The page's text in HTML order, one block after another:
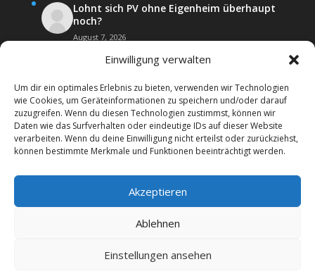
Einwilligung verwalten
Um dir ein optimales Erlebnis zu bieten, verwenden wir Technologien
wie Cookies, um Geräteinformationen zu speichern und/oder darauf
zuzugreifen. Wenn du diesen Technologien zustimmst, können wir
Daten wie das Surfverhalten oder eindeutige IDs auf dieser Website
verarbeiten. Wenn du deine Einwilligung nicht erteilst oder zurückziehst,
können bestimmte Merkmale und Funktionen beeinträchtigt werden.
Akzeptieren
Ablehnen
Einstellungen ansehen
Lohnt sich PV ohne Eigenheim überhaupt
noch?
August 7, 2026
Kontakt
Impressum
Datenschutz­erklärung
Forenregeln
Copyright 2026 | Web24 Consulting AVO UG | Alle
Rechte vorbehalten *Werbehinweis: Das Forum
Werbepartnern. Wenn Sie bei diesen etwas bestellen,